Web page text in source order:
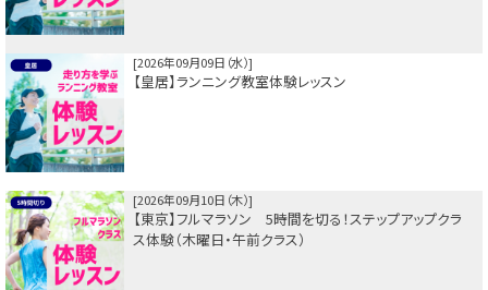
2026年09月09日（水）
【皇居】ランニング教室体験レッスン
2026年09月10日（木）
【東京】フルマラソン 5時間を切る！ステップアップクラ
ス体験（木曜日・午前クラス）